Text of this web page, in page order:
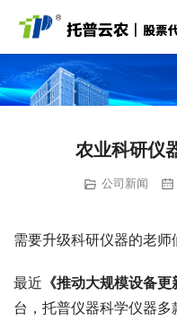
农业科研仪
公司新闻
需要升级科研仪器的老师
最近 《推动大规模设备
台，托普仪器科学仪器